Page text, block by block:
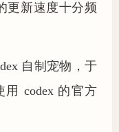
更新速度十分频
自制宠物，于
codex 的官方